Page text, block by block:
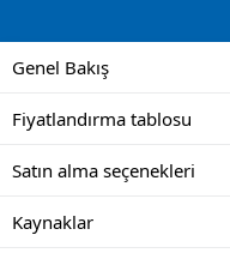
Genel Bakış
Fiyatlandırma tablosu
Satın alma seçenekleri
Kaynaklar